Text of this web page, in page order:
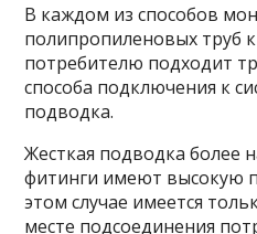
В каждом из способов
полипропиленовых труб
потребителю подходит
способа подключения к
подводка.
Жесткая подводка более
фитинги имеют высокую
этом случае имеется
месте подсоединения